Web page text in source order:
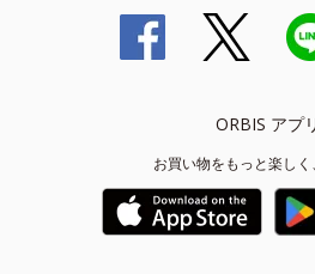
ORBIS アプ
お買い物をもっと楽しく